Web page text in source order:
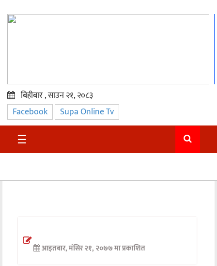
प्रमुख
समाचार
सुदुर
अन्तर्वार्ता
बिहीबार , साउन २१, २०८३
Facebook Supa Online Tv
☰
आइतबार, मंसिर २१, २०७७ मा प्रकाशित